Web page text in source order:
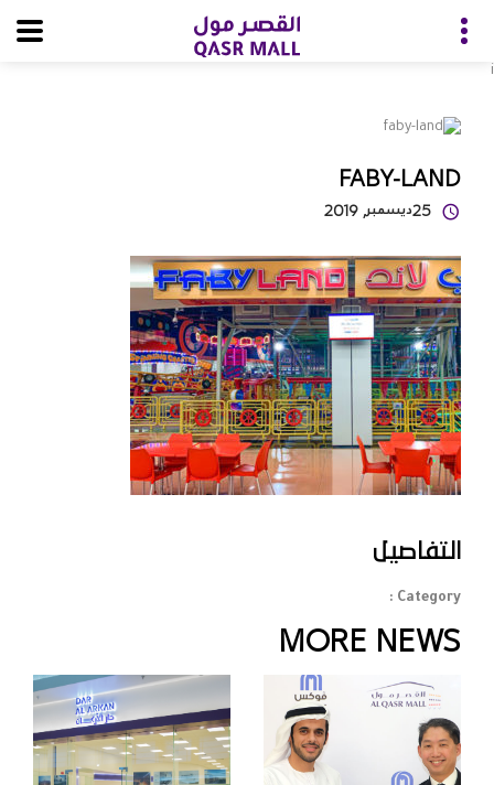
i
FABY-LAND
25ديسمبر, 2019
التفاصيل
Category :
MORE NEWS